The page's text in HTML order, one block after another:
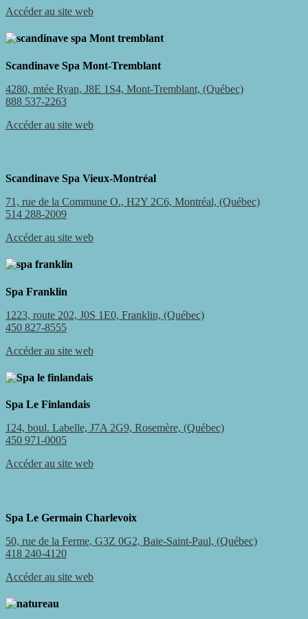
Accéder au site web
Scandinave Spa Mont-Tremblant
4280, mtée Ryan, J8E 1S4, Mont-Tremblant, (Québec)
888 537-2263
Accéder au site web
Scandinave Spa Vieux-Montréal
71, rue de la Commune O., H2Y 2C6, Montréal, (Québec)
514 288-2009
Accéder au site web
Spa Franklin
1223, route 202, J0S 1E0, Franklin, (Québec)
450 827-8555
Accéder au site web
Spa Le Finlandais
124, boul. Labelle, J7A 2G9, Rosemère, (Québec)
450 971-0005
Accéder au site web
Spa Le Germain Charlevoix
50, rue de la Ferme, G3Z 0G2, Baie-Saint-Paul, (Québec)
418 240-4120
Accéder au site web